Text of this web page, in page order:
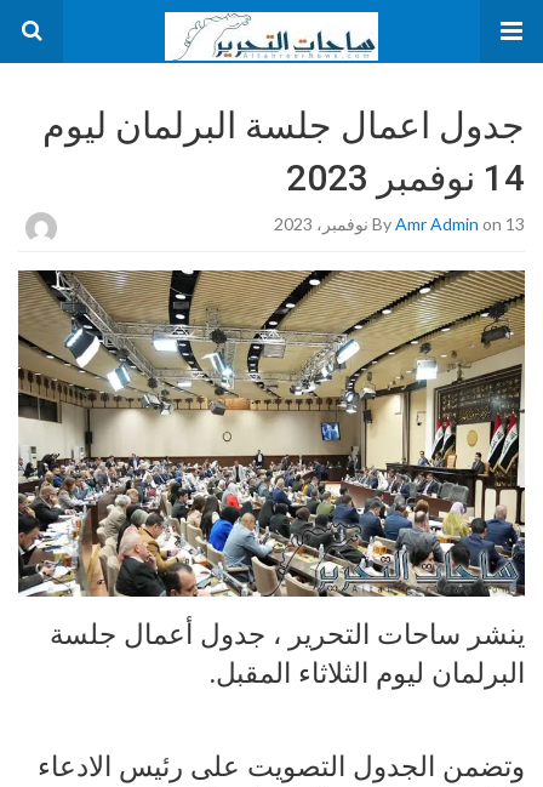
جدول اعمال جلسة البرلمان ليوم
14 نوفمبر 2023
ByAmr Admin on 13 نوفمبر، 2023
ينشر ساحات التحرير ، جدول أعمال جلسة
البرلمان ليوم الثلاثاء المقبل.
وتضمن الجدول التصويت على رئيس الادعاء